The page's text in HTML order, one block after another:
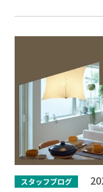
スタッフブログ